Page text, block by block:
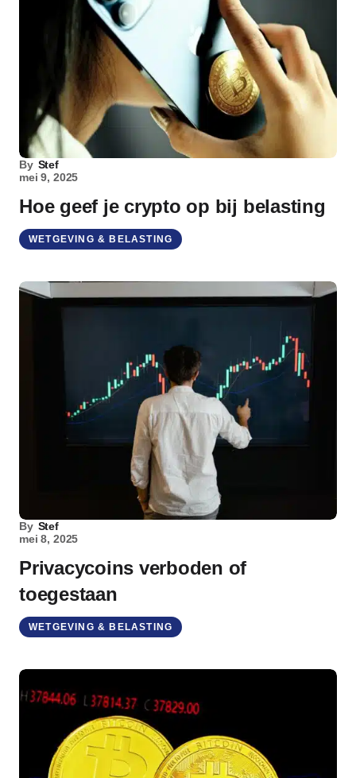
By Stef
mei 9, 2025
Hoe geef je crypto op bij belasting
WETGEVING & BELASTING
By Stef
mei 8, 2025
Privacycoins verboden of
toegestaan
WETGEVING & BELASTING